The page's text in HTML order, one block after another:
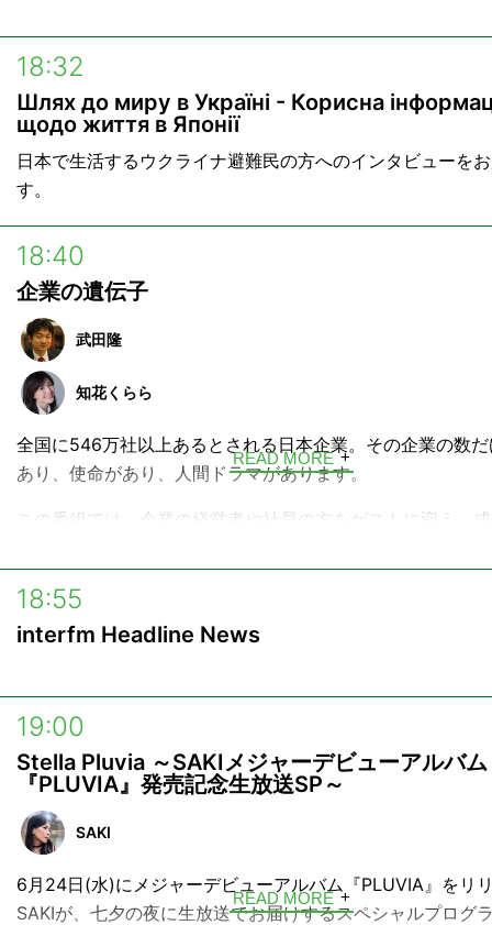
そして今なお色あせない、その生きざまを言葉で旅する4分
「Voyage」。
少し乾きかけたあなたの心に、好奇心という名の水分補給
なたへinterfmから言葉の贈り物です。
ハッシュタグ →
---
■放送時間
月曜日〜金曜日 6:52 / 9:55 / 10:28
月曜日～木曜日 17:27 / 18:27
土曜日 10:55 / 13:55 / 17:40
日曜日 10:55 / 15:55
構成：飯村聖美
18:32
Шлях до миру в Україні - Корисна
щодо життя в Японії
日本で生活するウクライナ避難民の方へのインタビューを
す。
18:40
企業の遺伝子
武田隆
知花くらら
全国に546万社以上あるとされる日本企業。その企業の数
あり、使命があり、人間ドラマがあります。
この番組では、企業の経営者や社員の方をゲストに迎え、
創業ストーリーやターニングポイント、時を経ても変わら
ーなど、そこにはどのような想いが込められているのでし
曲いただく「A Gene of Music」では、聴く人の心に残る一
子に彩りを添えます。
READ MORE
18:55
interfm Headline News
19:00
Stella Pluvia ～SAKIメジャーデビューアルバム
『PLUVIA』発売記念生放送SP～
SAKI
6月24日(水)にメジャーデビューアルバム『PLUVIA』をリ
SAKIが、七夕の夜に生放送でお届けするスペシャルプログ
READ MORE